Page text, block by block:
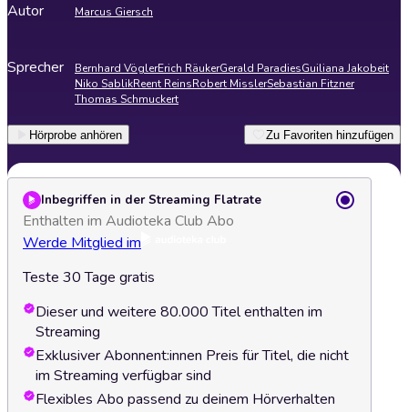
Autor Marcus Giersch
Sprecher Bernhard VöglerErich RäukerGerald ParadiesGuiliana Jakobeit
Niko SablikReent ReinsRobert MisslerSebastian Fitzner
Thomas Schmuckert
Hörprobe anhören Zu Favoriten hinzufügen
Inbegriffen in der Streaming Flatrate
Enthalten im Audioteka Club Abo
Werde Mitglied im
Teste 30 Tage gratis
Dieser und weitere 80.000 Titel enthalten im
Streaming
Exklusiver Abonnent:innen Preis für Titel, die nicht
im Streaming verfügbar sind
Flexibles Abo passend zu deinem Hörverhalten